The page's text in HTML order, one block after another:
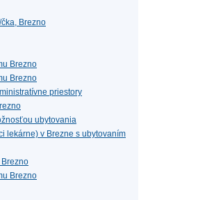
Brezno
Brezno
Brezno
priestory
ubytovania
lekárne) v Brezne s ubytovaním
Brezno